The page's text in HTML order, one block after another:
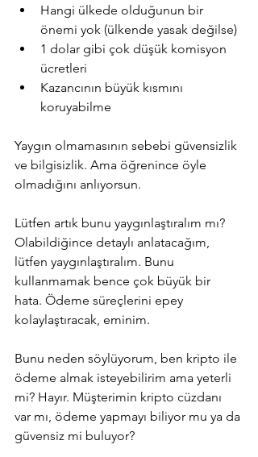
Hangi ülkede olduğunun bir
önemi yok (ülkende yasak değilse)
1 dolar gibi çok düşük komisyon
ücretleri
Kazancının büyük kısmını
koruyabilme
Yaygın olmamasının sebebi güvensizlik
ve bilgisizlik. Ama öğrenince öyle
olmadığını anlıyorsun.
Lütfen artık bunu yaygınlaştıralım mı?
Olabildiğince detaylı anlatacağım,
lütfen yaygınlaştıralım. Bunu
kullanmamak bence çok büyük bir
hata. Ödeme süreçlerini epey
kolaylaştıracak, eminim.
Bunu neden söylüyorum, ben kripto ile
ödeme almak isteyebilirim ama yeterli
mi? Hayır. Müşterimin kripto cüzdanı
var mı, ödeme yapmayı biliyor mu ya da
güvensiz mi buluyor?